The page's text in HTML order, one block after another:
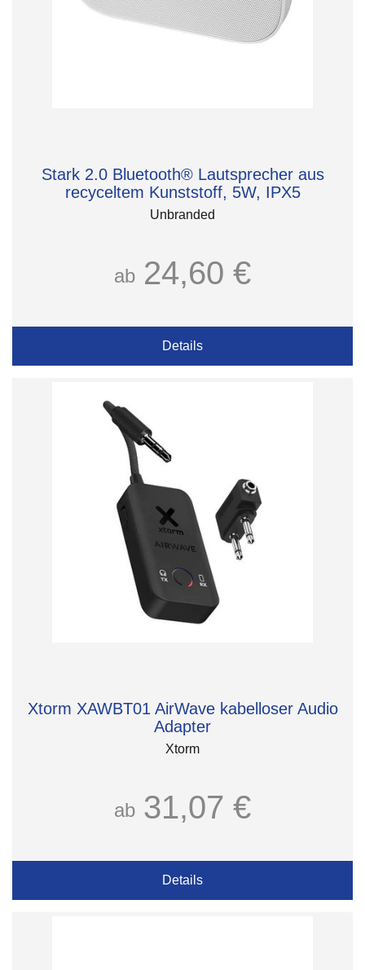
Stark 2.0 Bluetooth® Lautsprecher aus
recyceltem Kunststoff, 5W, IPX5
Unbranded
ab 24,60 €
Details
Xtorm XAWBT01 AirWave kabelloser Audio
Adapter
Xtorm
ab 31,07 €
Details